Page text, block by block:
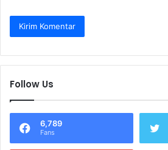
Follow Us
6,789
Fans